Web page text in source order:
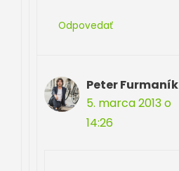
Odpovedať
Peter Furmaník
5. marca 2013 o
14:26